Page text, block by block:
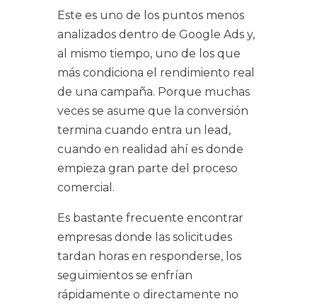
Este es uno de los puntos menos
analizados dentro de Google Ads y,
al mismo tiempo, uno de los que
más condiciona el rendimiento real
de una campaña. Porque muchas
veces se asume que la conversión
termina cuando entra un lead,
cuando en realidad ahí es donde
empieza gran parte del proceso
comercial.
Es bastante frecuente encontrar
empresas donde las solicitudes
tardan horas en responderse, los
seguimientos se enfrían
rápidamente o directamente no